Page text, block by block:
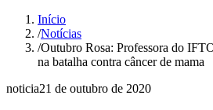
Início
/Notícias
/Outubro Rosa: Professora do
na batalha contra câncer de mama
noticia21 de outubro de 2020